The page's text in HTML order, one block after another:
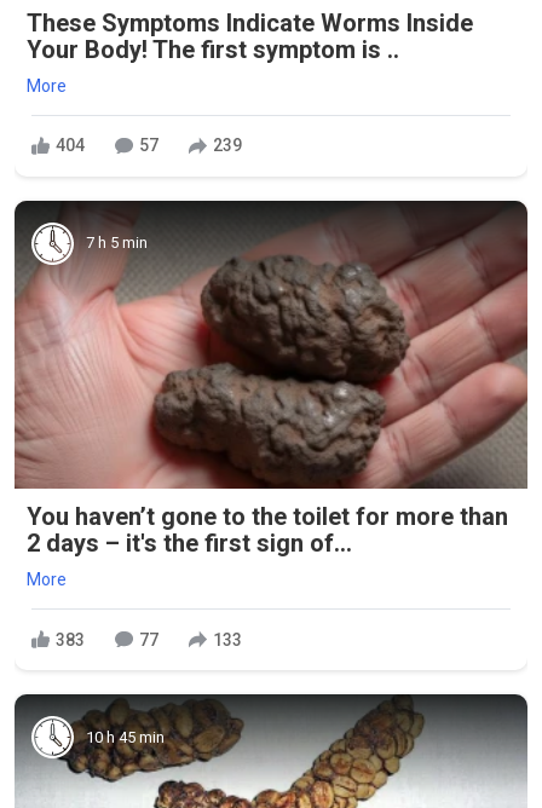
These Symptoms Indicate Worms Inside
Your Body! The first symptom is ..
More
404 57 239
7 h 5 min
You haven’t gone to the toilet for more than
2 days – it's the first sign of...
More
383 77 133
10 h 45 min